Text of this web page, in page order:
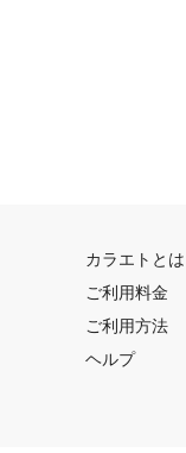
カラエトとは
ご利用料金
ご利用方法
ヘルプ